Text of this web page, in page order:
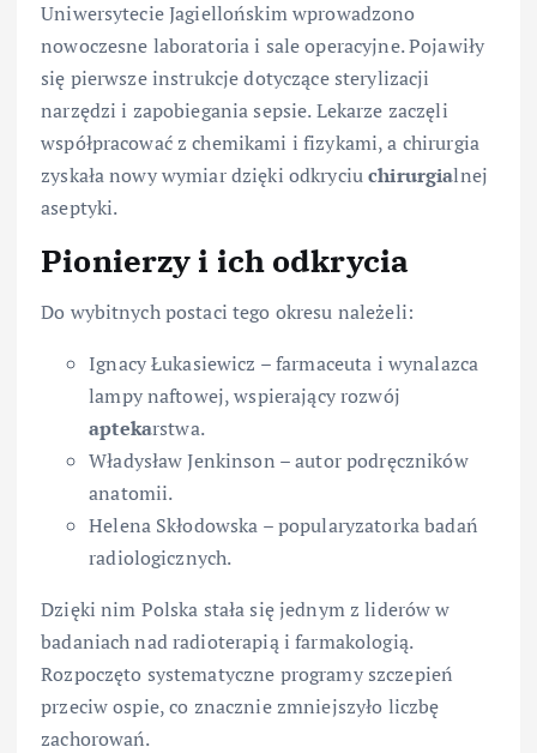
Uniwersytecie Jagiellońskim wprowadzono
nowoczesne laboratoria i sale operacyjne. Pojawiły
się pierwsze instrukcje dotyczące sterylizacji
narzędzi i zapobiegania sepsie. Lekarze zaczęli
współpracować z chemikami i fizykami, a chirurgia
zyskała nowy wymiar dzięki odkryciuchirurgialnej
aseptyki.
Pionierzy i ich odkrycia
Do wybitnych postaci tego okresu należeli:
Ignacy Łukasiewicz – farmaceuta i wynalazca
lampy naftowej, wspierający rozwój
aptekarstwa.
Władysław Jenkinson – autor podręczników
anatomii.
Helena Skłodowska – popularyzatorka badań
radiologicznych.
Dzięki nim Polska stała się jednym z liderów w
badaniach nad radioterapią i farmakologią.
Rozpoczęto systematyczne programy szczepień
przeciw ospie, co znacznie zmniejszyło liczbę
zachorowań.